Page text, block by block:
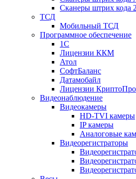
Сканеры штрих кода
ТСД
Мобильный ТСД
Программное обеспечение
1С
Лицензии ККМ
Атол
СофтБаланс
Датамобайл
Лицензии КриптоПро
Видеонаблюдение
Видеокамеры
HD-TVI камеры
IP камеры
Аналоговые
Видеорегистраторы